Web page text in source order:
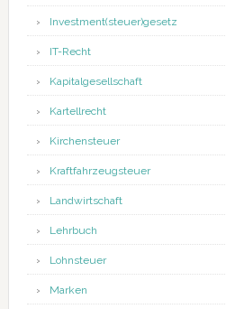
Investment(steuer)gesetz
IT-Recht
Kapitalgesellschaft
Kartellrecht
Kirchensteuer
Kraftfahrzeugsteuer
Landwirtschaft
Lehrbuch
Lohnsteuer
Marken